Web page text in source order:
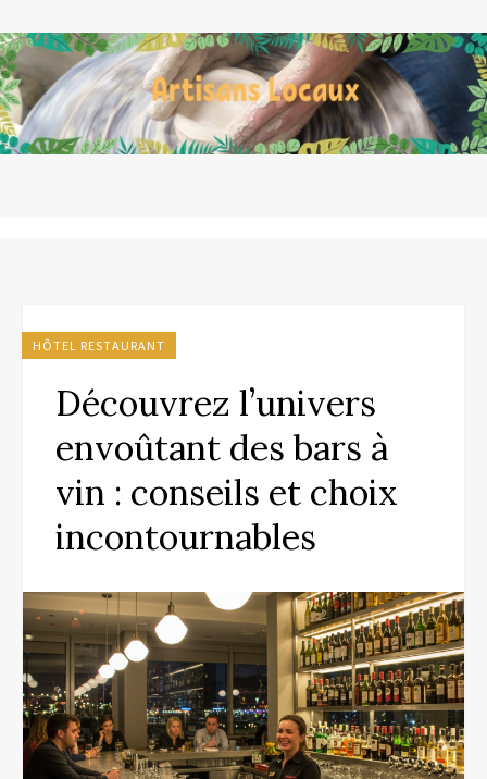
HÔTEL RESTAURANT
Découvrez l’univers
envoûtant des bars à
vin : conseils et choix
incontournables